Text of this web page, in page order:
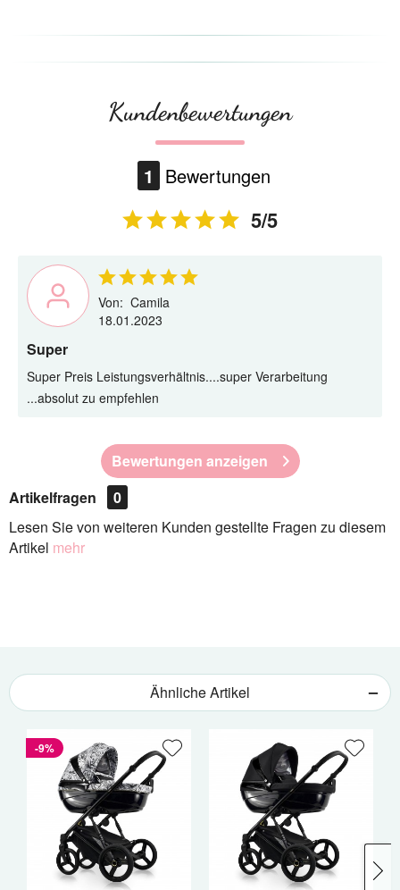
Kundenbewertungen
1 Bewertungen
5/5
Von: Camila
18.01.2023
Super
Super Preis Leistungsverhältnis....super Verarbeitung
...absolut zu empfehlen
Bewertungen anzeigen
Artikelfragen
0
Lesen Sie von weiteren Kunden gestellte Fragen zu diesem
Artikel mehr
Ähnliche Artikel
-9%